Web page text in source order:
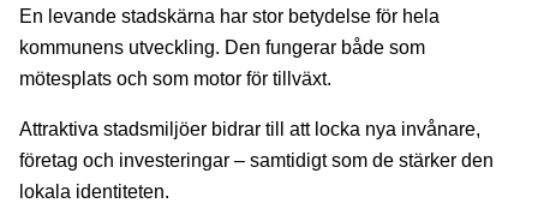
En levande stadskärna har stor betydelse för hela
kommunens utveckling. Den fungerar både som
mötesplats och som motor för tillväxt.
Attraktiva stadsmiljöer bidrar till att locka nya invånare,
företag och investeringar – samtidigt som de stärker den
lokala identiteten.